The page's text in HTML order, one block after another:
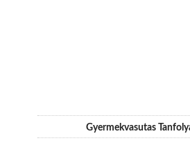
Gyermekvasutas